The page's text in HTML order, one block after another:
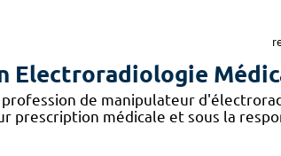
Electroradiologie
de manipulateur
prescription médicale et sous la